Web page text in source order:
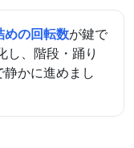
めの回転数が鍵で
し、階段・踊り
かに進めまし